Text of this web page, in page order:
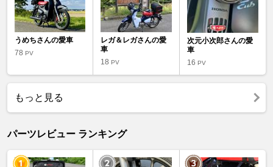
うめちさんの愛車
78 PV
レガ＆レガさんの愛
車
18PV
次元小次郎さんの愛
車
16 PV
もっと見る
パーツレビュー ランキング